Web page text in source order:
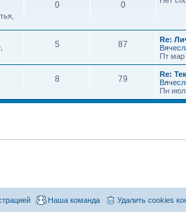
0 0
5 87
Re:
Пт мар
8 79
Re:
Пн июл
Удалить cookies
Наша команда